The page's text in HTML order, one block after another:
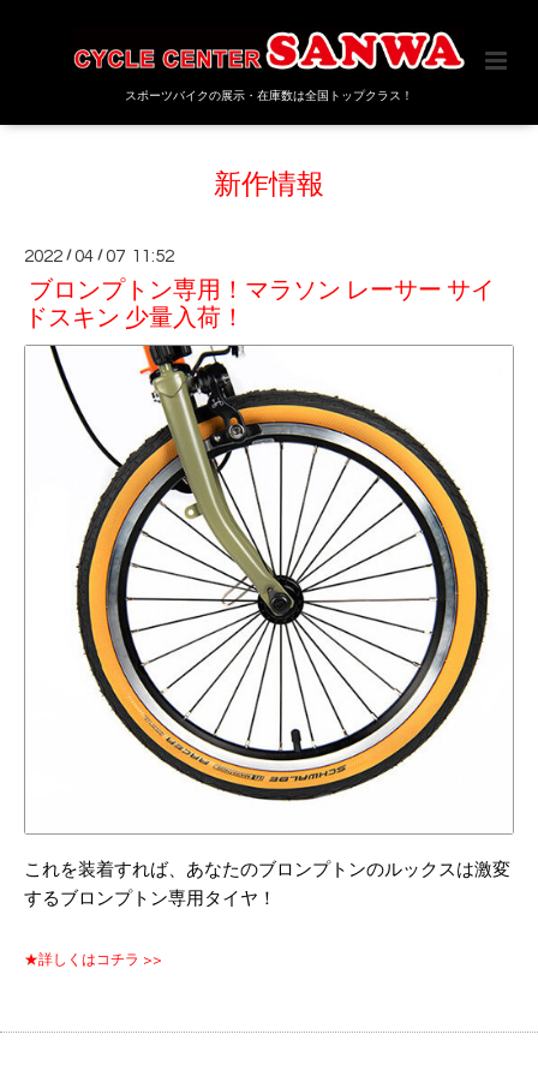
スポーツバイクの展示・在庫数は全国トップクラス！
新作情報
2022 /04 /07 11:52
ブロンプトン専用！マラソン レーサー サイ
ドスキン 少量入荷！
これを装着すれば、あなたのブロンプトンのルックスは激変
するブロンプトン専用タイヤ！
★詳しくはコチラ >>